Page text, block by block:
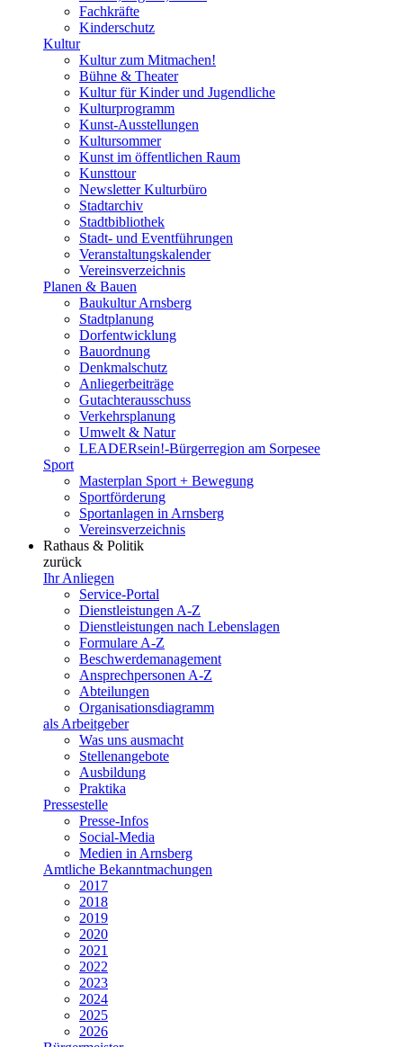
Fachkräfte
Kinderschutz
Kultur
Kultur zum Mitmachen!
Bühne & Theater
Kultur für Kinder und Jugendliche
Kulturprogramm
Kunst-Ausstellungen
Kultursommer
Kunst im öffentlichen Raum
Kunsttour
Newsletter Kulturbüro
Stadtarchiv
Stadtbibliothek
Stadt- und Eventführungen
Veranstaltungskalender
Vereinsverzeichnis
Planen & Bauen
Baukultur Arnsberg
Stadtplanung
Dorfentwicklung
Bauordnung
Denkmalschutz
Anliegerbeiträge
Gutachterausschuss
Verkehrsplanung
Umwelt & Natur
LEADERsein!-Bürgerregion am Sorpesee
Sport
Masterplan Sport + Bewegung
Sportförderung
Sportanlagen in Arnsberg
Vereinsverzeichnis
Rathaus & Politik
zurück
Ihr Anliegen
Service-Portal
Dienstleistungen A-Z
Dienstleistungen nach Lebenslagen
Formulare A-Z
Beschwerdemanagement
Ansprechpersonen A-Z
Abteilungen
Organisationsdiagramm
als Arbeitgeber
Was uns ausmacht
Stellenangebote
Ausbildung
Praktika
Pressestelle
Presse-Infos
Social-Media
Medien in Arnsberg
Amtliche Bekanntmachungen
2017
2018
2019
2020
2021
2022
2023
2024
2025
2026